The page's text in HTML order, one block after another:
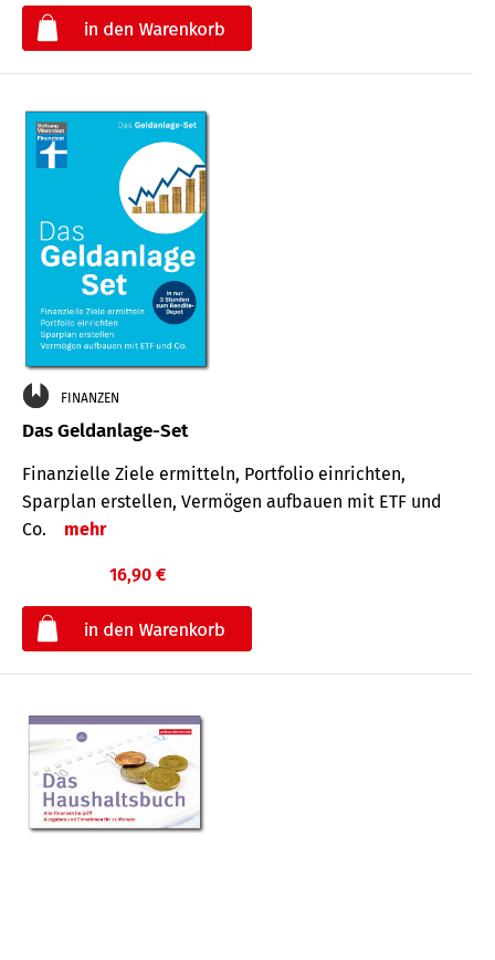
FINANZEN
Das Geldanlage-Set
Finanzielle Ziele ermitteln, Portfolio einrichten,
Sparplan erstellen, Vermögen aufbauen mit ETF und
Co.
mehr
16,90 €